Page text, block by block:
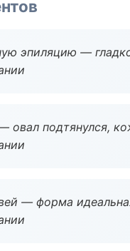
эпиляцию —
овал подтянулся,
— форма